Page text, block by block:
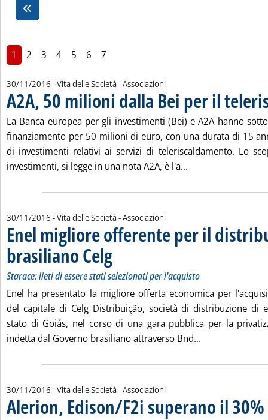
1 2 3 4 5 6 7
30/11/2016 - Vita delle Società - Associazioni
A2A, 50 milioni dalla Bei per il
La Banca europea per gli investimenti (Bei) e A2A hanno
finanziamento per 50 milioni di euro, con una durata di 15
di investimenti relativi ai servizi di teleriscaldamento. Lo
investimenti, si legge in una nota A2A, è l'a...
30/11/2016 - Vita delle Società - Associazioni
Enel migliore offerente per il
brasiliano Celg. Sottotitolo: Starace: lieti di essere stati selezionati
. Pubblicata mercoledì 30 novembre 2016 alle 17.14.
Starace: lieti di essere stati selezionati per l'acquisto
Enel ha presentato la migliore offerta economica per
del capitale di Celg Distribuição, società di distribuzione di
stato di Goiás, nel corso di una gara pubblica per la
indetta dal Governo brasiliano attraverso Bnd...
30/11/2016 - Vita delle Società - Associazioni
Alerion, Edison/F2i superano il 30%